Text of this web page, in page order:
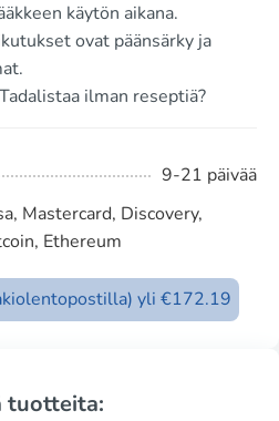
käytön aikana.
ovat päänsärky ja
ilman reseptiä?
9-21 päivää
Mastercard, Discovery,
Ethereum
yli €172.19
tuotteita: